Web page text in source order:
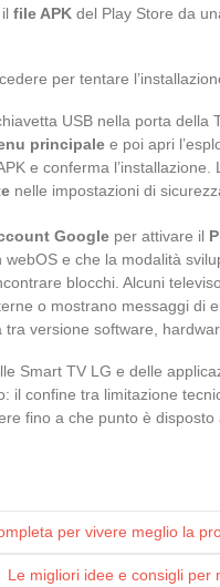
file APK del Play Store da
per tentare
USB nella porta della
principale e poi apri
e conferma
nelle impostazioni di
Google per attivare il
webOS e che la modalità
blocchi. Alcuni
o mostrano messaggi di
tra versione software,
Smart TV LG e delle
il confine tra limitazione
fino a che punto è
per vivere meglio la
Le migliori idee e consigli per